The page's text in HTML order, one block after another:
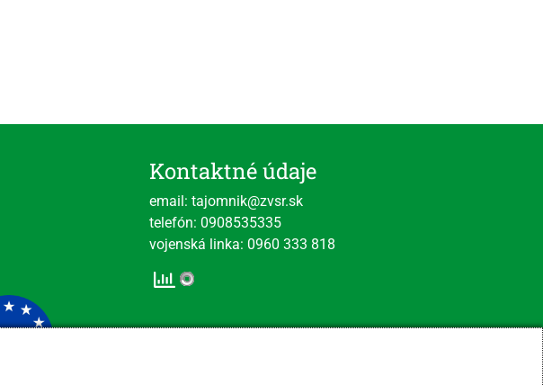
Kontaktné údaje
email: tajomnik@zvsr.sk
telefón: 0908535335
vojenská linka: 0960 333 818